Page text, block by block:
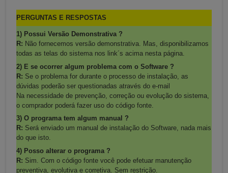
PERGUNTAS E RESPOSTAS
1) Possui Versão Demonstrativa ?
R: Não fornecemos versão demonstrativa. Mas, disponibilizamos
todas as telas do sistema nos link´s acima nesta página.
2) E se ocorrer algum problema com o Software ?
R: Se o problema for durante o processo de instalação, as
dúvidas poderão ser questionadas através do e-mail
Na necessidade de prevenção, correção ou evolução do sistema,
o comprador poderá fazer uso do código fonte.
3) O programa tem algum manual ?
R: Será enviado um manual de instalação do Software, nada mais
do que isto.
4) Posso alterar o programa ?
R: Sim. Com o código fonte você pode efetuar manutenção
preventiva, evolutiva e corretiva. Sem restrição.